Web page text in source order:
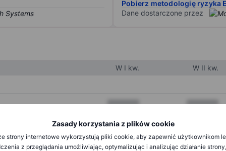
Zasady korzystania z plików cookie
strony internetowe wykorzystują pliki cookie, aby zapewnić użytkownikom
z przeglądania umożliwiając, optymalizując i analizując działanie
Pobierz metodologię ryzyka
Dane dostarczone przez
W I kw. W II kw.
XXXXXXX XXXXXXX
XXXXXXX
XXXXXXX XXXXXXX